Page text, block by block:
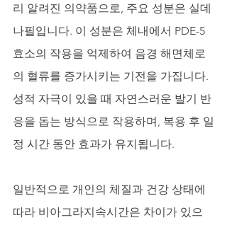
리 알려진 의약품으로, 주요 성분은 실데
나필입니다. 이 성분은 체내에서 PDE-5
효소의 작용을 억제하여 음경 해면체로
의 혈류를 증가시키는 기전을 가집니다.
성적 자극이 있을 때 자연스러운 발기 반
응을 돕는 방식으로 작용하며, 복용 후 일
정 시간 동안 효과가 유지됩니다.
일반적으로 개인의 체질과 건강 상태에
따라 비아그라지속시간은 차이가 있으